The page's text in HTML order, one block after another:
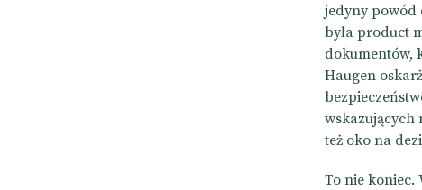
jedyny powód
była product
dokumentów,
Haugen
wskazujących
też oko na
To nie koniec.